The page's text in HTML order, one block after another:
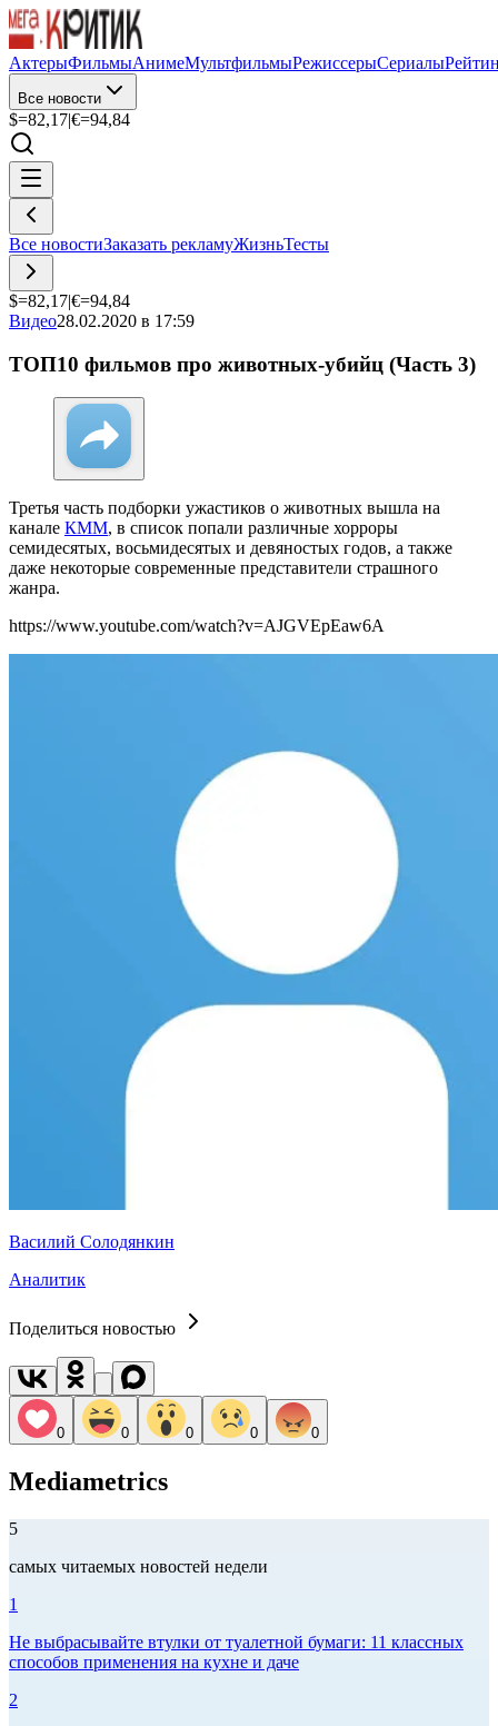
АктерыФильмыАнимеМультфильмыРежиссерыСериалы
Все новости
$=82,17|€=94,84
Все новостиЗаказать рекламуЖизньТесты
$=82,17|€=94,84
Видео28.02.2020 в 17:59
ТОП10 фильмов про животных-убийц (Часть 3)
Третья часть подборки ужастиков о животных вышла на
канале КММ, в список попали различные хорроры
семидесятых, восьмидесятых и девяностых годов, а также
даже некоторые современные представители страшного
жанра.
https://www.youtube.com/watch?v=AJGVEpEaw6A
Василий Солодянкин
Аналитик
Поделиться новостью
0 0 0 0 0
Mediametrics
5
самых читаемых новостей недели
1
Не выбрасывайте втулки от туалетной бумаги: 11 классных
способов применения на кухне и даче
2